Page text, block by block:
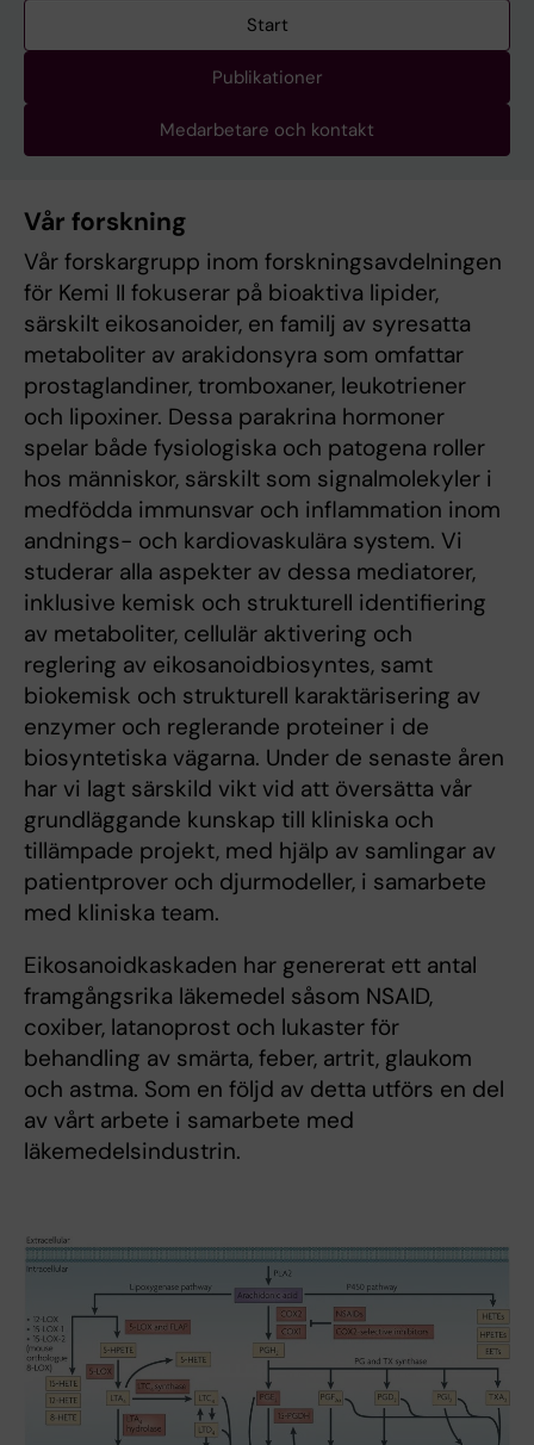
Start
Publikationer
Medarbetare och kontakt
Vår forskning
Vår forskargrupp inom forskningsavdelningen
för Kemi II fokuserar på bioaktiva lipider,
särskilt eikosanoider, en familj av syresatta
metaboliter av arakidonsyra som omfattar
prostaglandiner, tromboxaner, leukotriener
och lipoxiner. Dessa parakrina hormoner
spelar både fysiologiska och patogena roller
hos människor, särskilt som signalmolekyler i
medfödda immunsvar och inflammation inom
andnings- och kardiovaskulära system. Vi
studerar alla aspekter av dessa mediatorer,
inklusive kemisk och strukturell identifiering
av metaboliter, cellulär aktivering och
reglering av eikosanoidbiosyntes, samt
biokemisk och strukturell karaktärisering av
enzymer och reglerande proteiner i de
biosyntetiska vägarna. Under de senaste åren
har vi lagt särskild vikt vid att översätta vår
grundläggande kunskap till kliniska och
tillämpade projekt, med hjälp av samlingar av
patientprover och djurmodeller, i samarbete
med kliniska team.
Eikosanoidkaskaden har genererat ett antal
framgångsrika läkemedel såsom NSAID,
coxiber, latanoprost och lukaster för
behandling av smärta, feber, artrit, glaukom
och astma. Som en följd av detta utförs en del
av vårt arbete i samarbete med
läkemedelsindustrin.